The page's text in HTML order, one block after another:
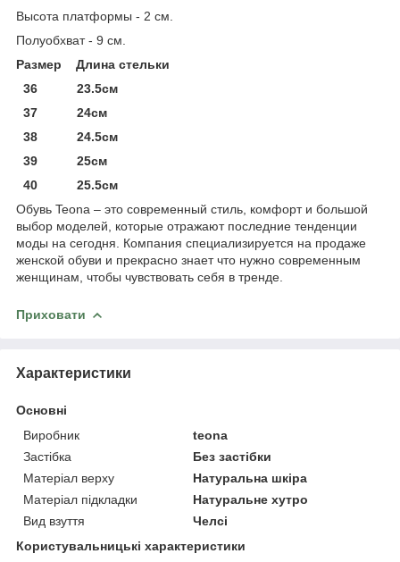
Высота платформы - 2 см.
Полуобхват - 9 см.
Размер Длина стельки
36 23.5см
37 24см
38 24.5см
39 25см
40 25.5см
Обувь Teona – это современный стиль, комфорт и большой
выбор моделей, которые отражают последние тенденции
моды на сегодня. Компания специализируется на продаже
женской обуви и прекрасно знает что нужно современным
женщинам, чтобы чувствовать себя в тренде.
Приховати
Характеристики
Основні
Виробник
teona
Застібка
Без застібки
Матеріал верху
Натуральна шкіра
Матеріал підкладки
Натуральне хутро
Вид взуття
Челсі
Користувальницькі характеристики